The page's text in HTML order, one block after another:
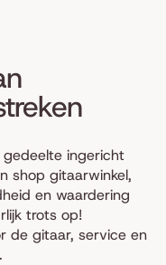
gedeelte ingericht
shop gitaarwinkel,
en waardering
trots op!
de gitaar, service en